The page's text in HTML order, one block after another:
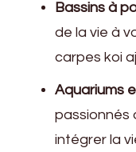
Bassins à
de la vie à
carpes koi
Aquariums
passionnés
intégrer la